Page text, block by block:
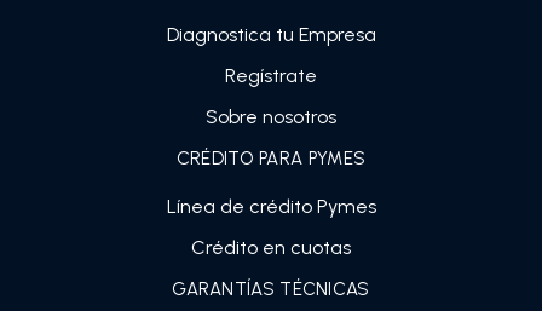
Diagnostica tu Empresa
Regístrate
Sobre nosotros
CRÉDITO PARA PYMES
Línea de crédito Pymes
Crédito en cuotas
GARANTÍAS TÉCNICAS